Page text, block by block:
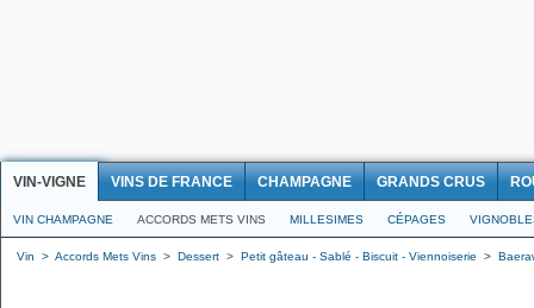
VIN-VIGNE VINS DE FRANCE CHAMPAGNE GRANDS CRUS
VIN CHAMPAGNE ACCORDS METS VINS MILLESIMES CÉPAGES
Vin > Accords Mets Vins > Dessert > Petit gâteau - Sablé - Biscuit - Viennoiserie >